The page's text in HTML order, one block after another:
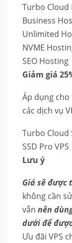
Turbo Cloud
Business
Unlimited
NVME
SEO Hosting
Giảm giá
Áp dụng cho
các dịch vụ
Turbo Cloud
SSD Pro VPS
Lưu ý
Giá sẽ được
không cần
vẫn nên
dưới để
Ưu đãi VPS